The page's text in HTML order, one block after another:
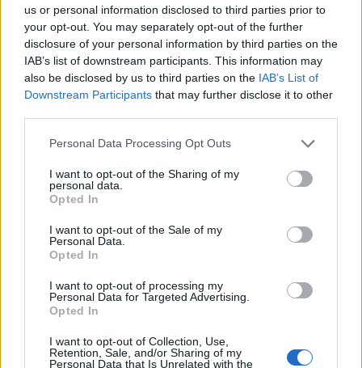
us or personal information disclosed to third parties prior to
your opt-out. You may separately opt-out of the further
disclosure of your personal information by third parties on the
IAB’s list of downstream participants. This information may
also be disclosed by us to third parties on the IAB’s List of
Downstream Participants that may further disclose it to other
Please note that this website/app uses one or more Google
not limited to your visit or usage behaviour. You may click to
grant or deny consent to Google and its third-party tags to
use your data for below specified purposes in below Google
consent section.
Personal Data Processing Opt Outs
I want to opt-out of the Sharing of my
personal data.
Opted In
I want to opt-out of the Sale of my
Personal Data.
Opted In
I want to opt-out of processing my
Personal Data for Targeted Advertising.
Opted In
I want to opt-out of Collection, Use,
Retention, Sale, and/or Sharing of my
Personal Data that Is Unrelated with the